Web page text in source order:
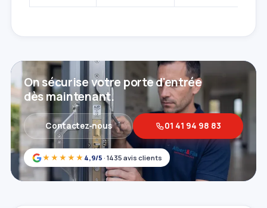
★★★★★ 4,9/5 · 1435 avis clients
On sécurise votre porte d'entrée
dès maintenant.
Contactez‑nous 01 41 94 98 83